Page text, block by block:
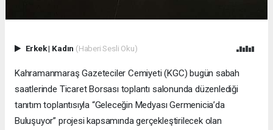
Erkek| Kadın (Haberi Sesli Oku)
Kahramanmaraş Gazeteciler Cemiyeti (KGC) bugün sabah
saatlerinde Ticaret Borsası toplantı salonunda düzenlediği
tanıtım toplantısıyla “Geleceğin Medyası Germenicia’da
Buluşuyor” projesi kapsamında gerçekleştirilecek olan